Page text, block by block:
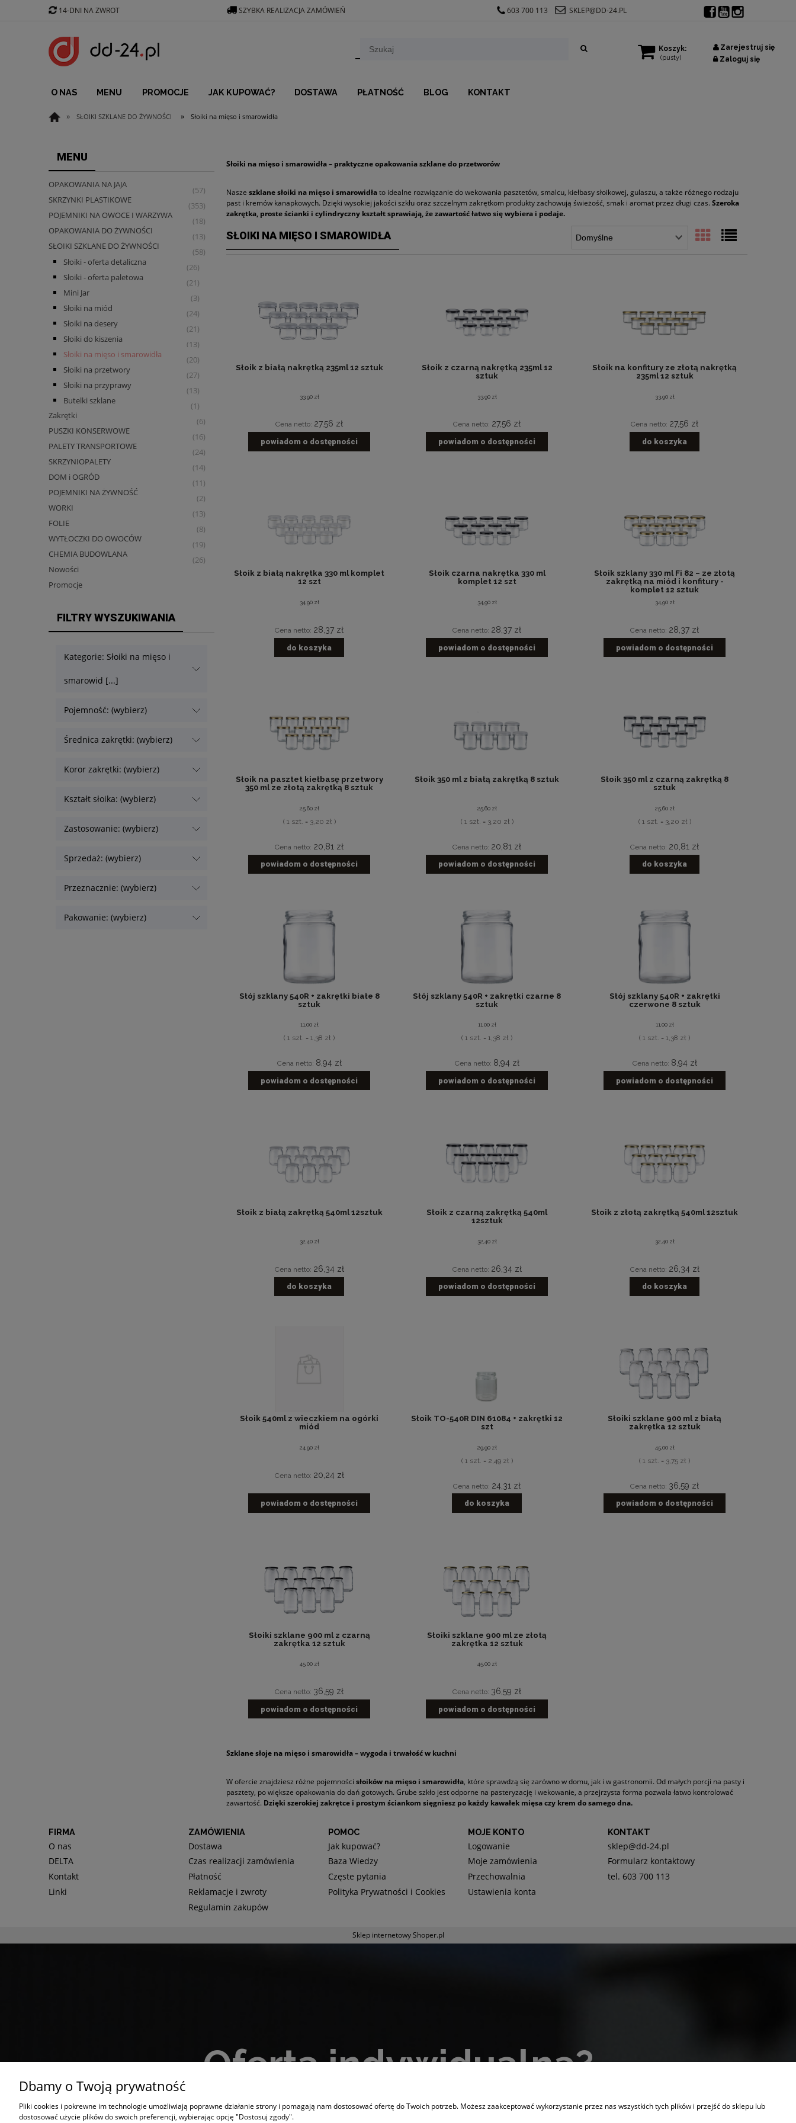
Zarejestruj się
Zaloguj się
Koszyk:
(pusty)
O NAS MENU PROMOCJE JAK KUPOWAĆ? DOSTAWA PŁATNOŚĆ BLOG KONTAKT
» SŁOIKI SZKLANE DO ŻYWNOŚCI » Słoiki na mięso i smarowidła
14-DNI NA ZWROT SZYBKA REALIZACJA ZAMÓWIEŃ 603 700 113 SKLEP@DD-24.PL
MENU
OPAKOWANIA NA JAJA
(57)
SKRZYNKI PLASTIKOWE
(353)
POJEMNIKI NA OWOCE I WARZYWA
(18)
OPAKOWANIA DO ŻYWNOŚCI
(13)
SŁOIKI SZKLANE DO ŻYWNOŚCI
(58)
Słoiki - oferta detaliczna
(26)
Słoiki - oferta paletowa
(21)
Mini Jar
(3)
Słoiki na miód
(24)
Słoiki na desery
(21)
Słoiki do kiszenia
(13)
Słoiki na mięso i smarowidła
(20)
Słoiki na przetwory
(27)
Słoiki na przyprawy
(13)
Butelki szklane
(1)
Zakrętki
(6)
PUSZKI KONSERWOWE
(16)
PALETY TRANSPORTOWE
(24)
SKRZYNIOPALETY
(14)
DOM i OGRÓD
(11)
POJEMNIKI NA ŻYWNOŚĆ
(2)
WORKI
(13)
FOLIE
(8)
WYTŁOCZKI DO OWOCÓW
(19)
CHEMIA BUDOWLANA
(26)
Nowości
Promocje
FILTRY WYSZUKIWANIA
Kategorie: Słoiki na mięso i
smarowid [...]
Pojemność: (wybierz)
Średnica zakrętki: (wybierz)
Koror zakrętki: (wybierz)
Kształt słoika: (wybierz)
Zastosowanie: (wybierz)
Sprzedaż: (wybierz)
Przeznacznie: (wybierz)
Pakowanie: (wybierz)
Słoiki na mięso i smarowidła – praktyczne opakowania szklane do przetworów
Nasze szklane słoiki na mięso i smarowidłato idealne rozwiązanie do wekowania pasztetów, smalcu, kiełbasy słoikowej, gulaszu, a także różnego rodzaju
past i kremów kanapkowych. Dzięki wysokiej jakości szkłu oraz szczelnym zakrętkom produkty zachowują świeżość, smak i aromat przez długi czas. Szeroka
zakrętka, proste ścianki i cylindryczny kształt sprawiają, że zawartość łatwo się wybiera i podaje.
SŁOIKI NA MIĘSO I SMAROWIDŁA
Słoik z białą nakrętką 235ml 12 sztuk
33,90 zł
Cena netto: 27,56 zł
powiadom o dostępności
Słoik z czarną nakrętką 235ml 12
sztuk
33,90 zł
Cena netto: 27,56 zł
powiadom o dostępności
Słoik na konfitury ze złotą nakrętką
235ml 12 sztuk
33,90 zł
Cena netto: 27,56 zł
do koszyka
Słoik z białą nakrętka 330 ml komplet
12 szt
34,90 zł
Cena netto: 28,37 zł
do koszyka
Słoik czarna nakrętka 330 ml
komplet 12 szt
34,90 zł
Cena netto: 28,37 zł
powiadom o dostępności
Słoik szklany 330 ml Fi 82 – ze złotą
zakrętką na miód i konfitury -
komplet 12 sztuk
34,90 zł
Cena netto: 28,37 zł
powiadom o dostępności
Słoik na pasztet kiełbasę przetwory
350 ml ze złotą zakrętką 8 sztuk
25,60 zł
( 1 szt. = 3,20 zł )
Cena netto: 20,81 zł
powiadom o dostępności
Słoik 350 ml z białą zakrętką 8 sztuk
25,60 zł
( 1 szt. = 3,20 zł )
Cena netto: 20,81 zł
powiadom o dostępności
Słoik 350 ml z czarną zakrętką 8
sztuk
25,60 zł
( 1 szt. = 3,20 zł )
Cena netto: 20,81 zł
do koszyka
Słój szklany 540R + zakrętki białe 8
sztuk
11,00 zł
( 1 szt. = 1,38 zł )
Cena netto: 8,94 zł
powiadom o dostępności
Słój szklany 540R + zakrętki czarne 8
sztuk
11,00 zł
( 1 szt. = 1,38 zł )
Cena netto: 8,94 zł
powiadom o dostępności
Słój szklany 540R + zakrętki
czerwone 8 sztuk
11,00 zł
( 1 szt. = 1,38 zł )
Cena netto: 8,94 zł
powiadom o dostępności
Słoik z białą zakrętką 540ml 12sztuk
32,40 zł
Cena netto: 26,34 zł
do koszyka
Słoik z czarną zakrętką 540ml
12sztuk
32,40 zł
Cena netto: 26,34 zł
powiadom o dostępności
Słoik z złotą zakrętką 540ml 12sztuk
32,40 zł
Cena netto: 26,34 zł
do koszyka
Słoik 540ml z wieczkiem na ogórki
miód
24,90 zł
Cena netto: 20,24 zł
powiadom o dostępności
Słoik TO-540R DIN 61084 + zakrętki 12
szt
29,90 zł
( 1 szt. = 2,49 zł )
Cena netto: 24,31 zł
do koszyka
Słoiki szklane 900 ml z białą
zakrętka 12 sztuk
45,00 zł
( 1 szt. = 3,75 zł )
Cena netto: 36,59 zł
powiadom o dostępności
Słoiki szklane 900 ml z czarną
zakrętka 12 sztuk
45,00 zł
Cena netto: 36,59 zł
powiadom o dostępności
Słoiki szklane 900 ml ze złotą
zakrętka 12 sztuk
45,00 zł
Cena netto: 36,59 zł
powiadom o dostępności
Szklane słoje na mięso i smarowidła – wygoda i trwałość w kuchni
W ofercie znajdziesz różne pojemności słoików na mięso i smarowidła, które sprawdzą się zarówno w domu, jak i w gastronomii. Od małych porcji na pasty i
pasztety, po większe opakowania do dań gotowych. Grube szkło jest odporne na pasteryzację i wekowanie, a przejrzysta forma pozwala łatwo kontrolować
zawartość. Dzięki szerokiej zakrętce i prostym ściankom sięgniesz po każdy kawałek mięsa czy krem do samego dna.
FIRMA
O nas
DELTA
Kontakt
Linki
ZAMÓWIENIA
Dostawa
Czas realizacji zamówienia
Płatność
Reklamacje i zwroty
Regulamin zakupów
POMOC
Jak kupować?
Baza Wiedzy
Częste pytania
Polityka Prywatności i Cookies
MOJE KONTO
Logowanie
Moje zamówienia
Przechowalnia
Ustawienia konta
KONTAKT
sklep@dd-24.pl
Formularz kontaktowy
tel. 603 700 113
Sklep internetowy Shoper.pl
Dbamy o Twoją prywatność
Pliki cookies i pokrewne im technologie umożliwiają poprawne działanie strony i pomagają nam dostosować ofertę do Twoich potrzeb. Możesz zaakceptować wykorzystanie przez nas wszystkich tych plików i przejść do sklepu lub
dostosować użycie plików do swoich preferencji, wybierając opcję "Dostosuj zgody".
Oferta indywidualna?